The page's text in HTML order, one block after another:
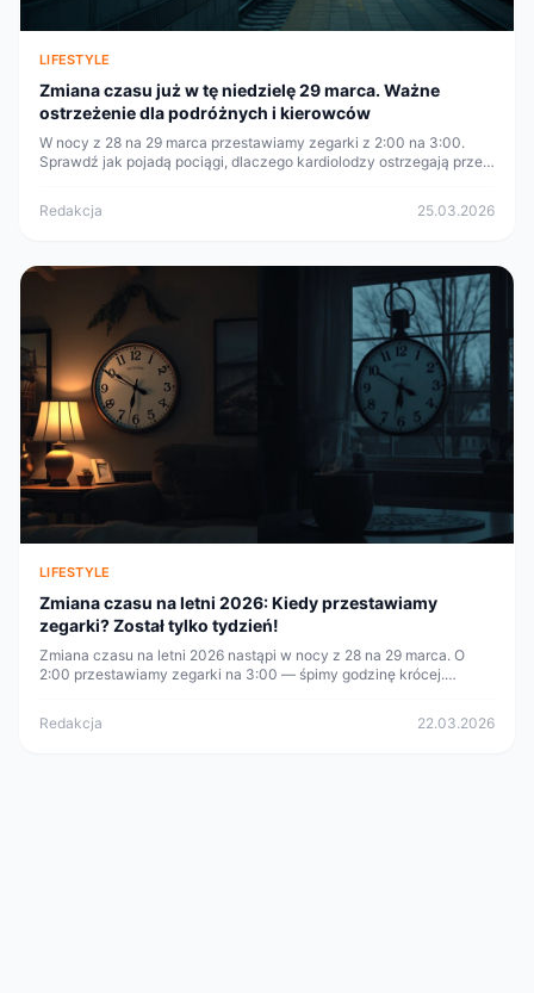
LIFESTYLE
Zmiana czasu już w tę niedzielę 29 marca. Ważne
ostrzeżenie dla podróżnych i kierowców
W nocy z 28 na 29 marca przestawiamy zegarki z 2:00 na 3:00.
Sprawdź jak pojadą pociągi, dlaczego kardiolodzy ostrzegają przed
Redakcja
25.03.2026
LIFESTYLE
Zmiana czasu na letni 2026: Kiedy przestawiamy
zegarki? Został tylko tydzień!
Zmiana czasu na letni 2026 nastąpi w nocy z 28 na 29 marca. O
2:00 przestawiamy zegarki na 3:00 — śpimy godzinę krócej.
Redakcja
22.03.2026